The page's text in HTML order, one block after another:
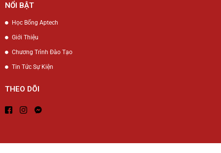
NỔI BẬT
Học Bổng Aptech
Giới Thiệu
Chương Trình Đào Tạo
Tin Tức Sự Kiện
THEO DÕI